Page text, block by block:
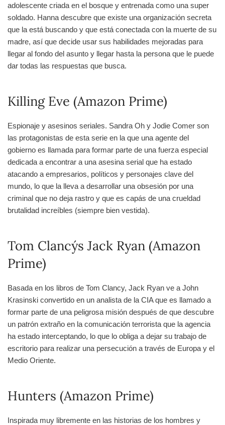
adolescente criada en el bosque y entrenada como una super
soldado. Hanna descubre que existe una organización secreta
que la está buscando y que está conectada con la muerte de su
madre, así que decide usar sus habilidades mejoradas para
llegar al fondo del asunto y llegar hasta la persona que le puede
dar todas las respuestas que busca.
Killing Eve (Amazon Prime)
Espionaje y asesinos seriales. Sandra Oh y Jodie Comer son
las protagonistas de esta serie en la que una agente del
gobierno es llamada para formar parte de una fuerza especial
dedicada a encontrar a una asesina serial que ha estado
atacando a empresarios, políticos y personajes clave del
mundo, lo que la lleva a desarrollar una obsesión por una
criminal que no deja rastro y que es capás de una crueldad
brutalidad increíbles (siempre bien vestida).
Tom Clancy´s Jack Ryan (Amazon
Prime)
Basada en los libros de Tom Clancy, Jack Ryan ve a John
Krasinski convertido en un analista de la CIA que es llamado a
formar parte de una peligrosa misión después de que descubre
un patrón extraño en la comunicación terrorista que la agencia
ha estado interceptando, lo que lo obliga a dejar su trabajo de
escritorio para realizar una persecución a través de Europa y el
Medio Oriente.
Hunters (Amazon Prime)
Inspirada muy libremente en las historias de los hombres y